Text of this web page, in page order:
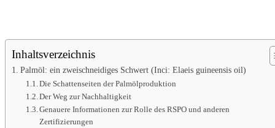
Inhaltsverzeichnis
Palmöl: ein zweischneidiges Schwert (Inci: Elaeis guineensis oil)
Die Schattenseiten der Palmölproduktion
Der Weg zur Nachhaltigkeit
Genauere Informationen zur Rolle des RSPO und anderen
Zertifizierungen